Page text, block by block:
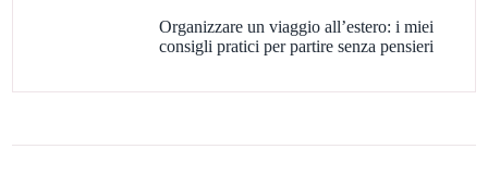
Organizzare un viaggio all’estero: i miei
consigli pratici per partire senza pensieri